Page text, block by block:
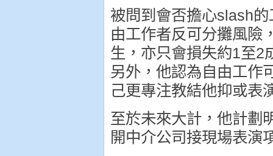
被問到會否擔心slash
由工作者反可分攤風險
生，亦只會損失約1至2
另外，他認為自由工作
己更專注教結他抑或表
至於未來大計，他計劃
開中介公司接現場表演